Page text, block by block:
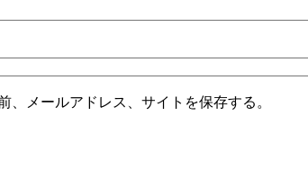
メールアドレス、サイトを保存する。